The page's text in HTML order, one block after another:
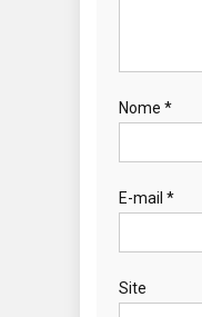
Nome *
E-mail *
Site